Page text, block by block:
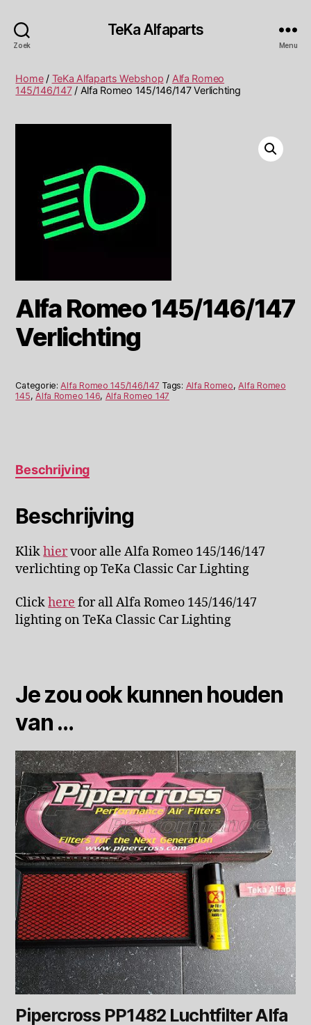
Zoek
TeKa Alfaparts
Menu
Home/ TeKa Alfaparts Webshop / Alfa Romeo
145/146/147/ Alfa Romeo 145/146/147 Verlichting
Alfa Romeo 145/146/147
Verlichting
Categorie:Alfa Romeo 145/146/147 Tags: Alfa Romeo,Alfa Romeo
145,Alfa Romeo 146, Alfa Romeo 147
Beschrijving
Beschrijving
Klikhiervoor alle Alfa Romeo 145/146/147
verlichting op TeKa Classic Car Lighting
Clickhere for all Alfa Romeo 145/146/147
lighting on TeKa Classic Car Lighting
Je zou ook kunnen houden
van …
Pipercross PP1482 Luchtfilter Alfa